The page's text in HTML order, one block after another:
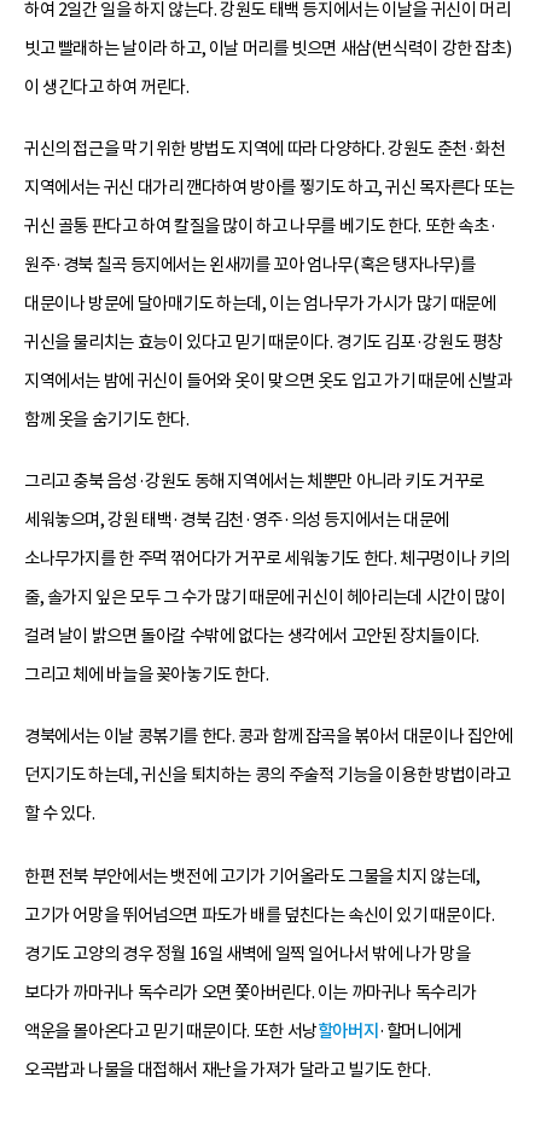
하여 2일간 일을 하지 않는다. 강원도 태백 등지에서는 이날을 귀신이 머리
빗고 빨래하는 날이라 하고, 이날 머리를 빗으면 새삼(번식력이 강한 잡초)
이 생긴다고 하여 꺼린다.
귀신의 접근을 막기 위한 방법도 지역에 따라 다양하다. 강원도 춘천·화천
지역에서는 귀신 대가리 깬다하여 방아를 찧기도 하고, 귀신 목자른다 또는
귀신 골통 판다고 하여 칼질을 많이 하고 나무를 베기도 한다. 또한 속초·
원주·경북 칠곡 등지에서는 왼새끼를 꼬아 엄나무(혹은 탱자나무)를
대문이나 방문에 달아매기도 하는데, 이는 엄나무가 가시가 많기 때문에
귀신을 물리치는 효능이 있다고 믿기 때문이다. 경기도 김포·강원도 평창
지역에서는 밤에 귀신이 들어와 옷이 맞으면 옷도 입고 가기 때문에 신발과
함께 옷을 숨기기도 한다.
그리고 충북 음성·강원도 동해 지역에서는 체뿐만 아니라 키도 거꾸로
세워놓으며, 강원 태백·경북 김천·영주·의성 등지에서는 대문에
소나무가지를 한 주먹 꺾어다가 거꾸로 세워놓기도 한다. 체구멍이나 키의
줄, 솔가지 잎은 모두 그 수가 많기 때문에 귀신이 헤아리는데 시간이 많이
걸려 날이 밝으면 돌아갈 수밖에 없다는 생각에서 고안된 장치들이다.
그리고 체에 바늘을 꽂아놓기도 한다.
경북에서는 이날 콩볶기를 한다. 콩과 함께 잡곡을 볶아서 대문이나 집안에
던지기도 하는데, 귀신을 퇴치하는 콩의 주술적 기능을 이용한 방법이라고
할 수 있다.
한편 전북 부안에서는 뱃전에 고기가 기어올라도 그물을 치지 않는데,
고기가 어망을 뛰어넘으면 파도가 배를 덮친다는 속신이 있기 때문이다.
경기도 고양의 경우 정월 16일 새벽에 일찍 일어나서 밖에 나가 망을
보다가 까마귀나 독수리가 오면 쫓아버린다. 이는 까마귀나 독수리가
액운을 몰아온다고 믿기 때문이다. 또한 서낭할아버지 ·할머니에게
오곡밥과 나물을 대접해서 재난을 가져가 달라고 빌기도 한다.